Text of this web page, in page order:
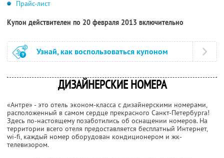
Прайс-лист
Купон действителен по 20 февраля 2013 включительно
Узнай, как воспользоваться купоном
ДИЗАЙНЕРСКИЕ НОМЕРА
«Антре» - это отель эконом-класса с дизайнерскими номерами,
расположенный в самом сердце прекрасного Санкт-Петербурга!
Здесь по-настоящему позаботились об оснащении номеров. На
территории всего отеля предоставляется бесплатный Интернет,
wi-fi, каждый номер оборудован кондиционером и жк-
телевизором.